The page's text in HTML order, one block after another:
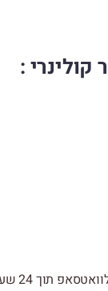
קולינרי :
תוך 24 שעות.